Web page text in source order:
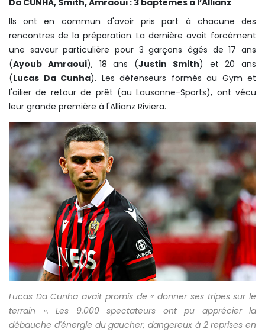
Da CUNHA, Smith, Amraoui : 3 baptêmes à l’Allianz
Ils ont en commun d'avoir pris part à chacune des
rencontres de la préparation. La dernière avait forcément
une saveur particulière pour 3 garçons âgés de 17 ans
(Ayoub Amraoui), 18 ans (Justin Smith) et 20 ans
(Lucas Da Cunha). Les défenseurs formés au Gym et
l'ailier de retour de prêt (au Lausanne-Sports), ont vécu
leur grande première à l'Allianz Riviera.
Lucas Da Cunhaavait promis de « donner ses tripes sur le
terrain ». Les 9.000 spectateurs ont pu apprécier la
débauche d'énergie du gaucher, dangereux à 2 reprises en